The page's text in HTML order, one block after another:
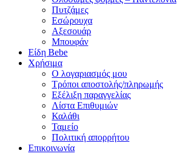
Πυτζάμες
Εσώρουχα
Αξεσουάρ
Μπουφάν
Είδη Bebe
Χρήσιμα
Ο λογαριασμός μου
Τρόποι αποστολής/πληρωμής
Εξέλιξη παραγγελίας
Λίστα Επιθυμιών
Καλάθι
Ταμείο
Πολιτική απορρήτου
Επικοινωνία